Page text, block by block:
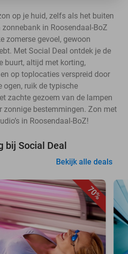
op je huid, zelfs als het buiten
in Roosendaal-BoZ
zomerse gevoel, gewoon
Met Social Deal ontdek je de
buurt, altijd met korting,
op toplocaties verspreid door
ogen, ruik de typische
zachte gezoem van de lampen
zonnige bestemmingen. Zon met
in Roosendaal-BoZ!
bij Social Deal
Bekijk alle deals
70%